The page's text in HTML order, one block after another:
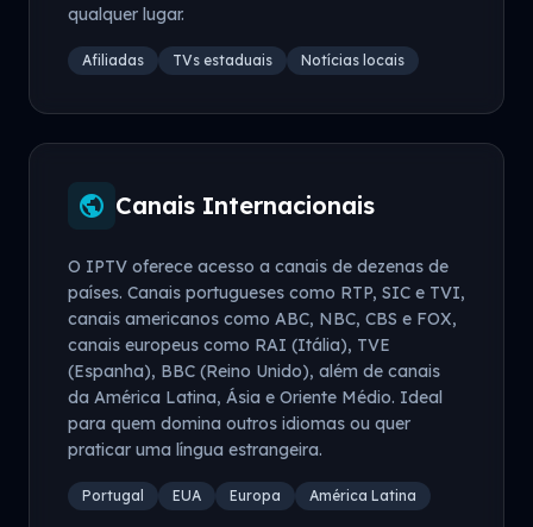
qualquer lugar.
Afiliadas TVs estaduais Notícias locais
public Canais Internacionais
O IPTV oferece acesso a canais de dezenas de
países. Canais portugueses como RTP, SIC e TVI,
canais americanos como ABC, NBC, CBS e FOX,
canais europeus como RAI (Itália), TVE
(Espanha), BBC (Reino Unido), além de canais
da América Latina, Ásia e Oriente Médio. Ideal
para quem domina outros idiomas ou quer
praticar uma língua estrangeira.
Portugal EUA Europa América Latina